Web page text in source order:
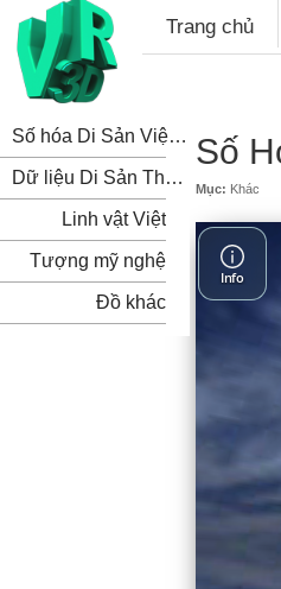
Trang chủ
Số
Mục: Khác
Số hóa Di Sản Việt Nam
Dữ liệu Di Sản Thế Giới
Linh vật Việt
Tượng mỹ nghệ
Đồ khác